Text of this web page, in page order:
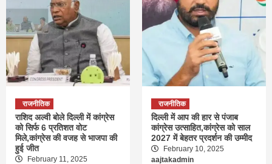
राजनीतिक
राशिद अल्वी बोले दिल्ली में कांग्रेस
को सिर्फ 6 प्रतिशत वोट
मिले,कांग्रेस की वजह से भाजपा की
हुई जीत
February 11, 2025
राजनीतिक
दिल्ली में आप की हार से पंजाब
कांग्रेस उत्साहित,कांग्रेस को साल
2027 में बेहतर प्रदर्शन की उम्मीद
February 10, 2025
aajtakadmin